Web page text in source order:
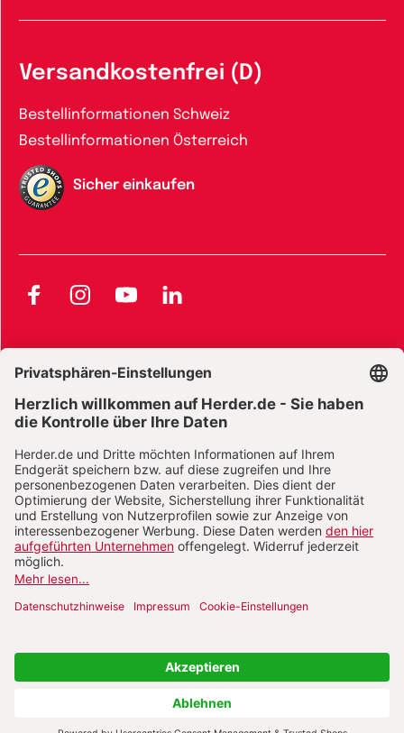
Versandkostenfrei (D)
Bestellinformationen Schweiz
Bestellinformationen Österreich
Sicher einkaufen
FacebookInstagramYouTubeLinkedIn
Widerrufsbelehrung E-Books
Widerrufsbelehrung Zeitschriften Datenschutz
Datenschutz Social Media Barrierefreiheit
Vertrag widerrufen